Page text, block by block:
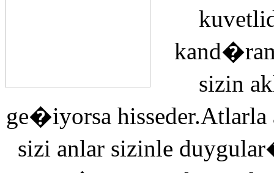
sizin
ge�iyorsa
sizi anlar sizinle